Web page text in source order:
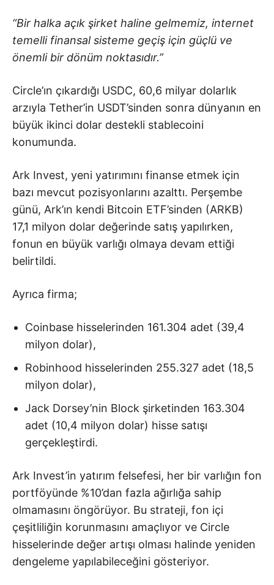
“Bir halka açık şirket haline gelmemiz, internet
temelli finansal sisteme geçiş için güçlü ve
önemli bir dönüm noktasıdır.”
Circle’ın çıkardığı USDC, 60,6 milyar dolarlık
arzıyla Tether’in USDT’sinden sonra dünyanın en
büyük ikinci dolar destekli stablecoini
konumunda.
Ark Invest, yeni yatırımını finanse etmek için
bazı mevcut pozisyonlarını azalttı. Perşembe
günü, Ark’ın kendi Bitcoin ETF’sinden (ARKB)
17,1 milyon dolar değerinde satış yapılırken,
fonun en büyük varlığı olmaya devam ettiği
belirtildi.
Ayrıca firma;
Coinbase hisselerinden 161.304 adet (39,4
milyon dolar),
Robinhood hisselerinden 255.327 adet (18,5
milyon dolar),
Jack Dorsey’nin Block şirketinden 163.304
adet (10,4 milyon dolar) hisse satışı
gerçekleştirdi.
Ark Invest’in yatırım felsefesi, her bir varlığın fon
portföyünde %10’dan fazla ağırlığa sahip
olmamasını öngörüyor. Bu strateji, fon içi
çeşitliliğin korunmasını amaçlıyor ve Circle
hisselerinde değer artışı olması halinde yeniden
dengeleme yapılabileceğini gösteriyor.